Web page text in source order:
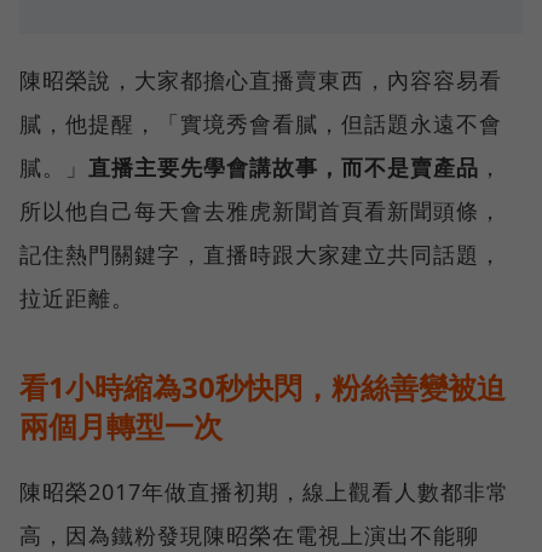
陳昭榮說，大家都擔心直播賣東西，內容容易看
膩，他提醒，「實境秀會看膩，但話題永遠不會
膩。」 直播主要先學會講故事，而不是賣產品 ，
所以他自己每天會去雅虎新聞首頁看新聞頭條，
記住熱門關鍵字，直播時跟大家建立共同話題，
拉近距離。
看1小時縮為30秒快閃，粉絲善變被迫
兩個月轉型一次
陳昭榮2017年做直播初期，線上觀看人數都非常
高，因為鐵粉發現陳昭榮在電視上演出不能聊